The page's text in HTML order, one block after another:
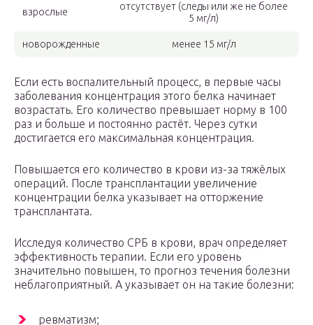
взрослые
отсутствует (следы или же не более
5 мг/л)
новорожденные менее 15 мг/л
Если есть воспалительный процесс, в первые часы
заболевания концентрация этого белка начинает
возрастать. Его количество превышает норму в 100
раз и больше и постоянно растёт. Через сутки
достигается его максимальная концентрация.
Повышается его количество в крови из-за тяжёлых
операций. После трансплантации увеличение
концентрации белка указывает на отторжение
трансплантата.
Исследуя количество СРБ в крови, врач определяет
эффективность терапии. Если его уровень
значительно повышен, то прогноз течения болезни
неблагоприятный. А указывает он на такие болезни:
ревматизм;